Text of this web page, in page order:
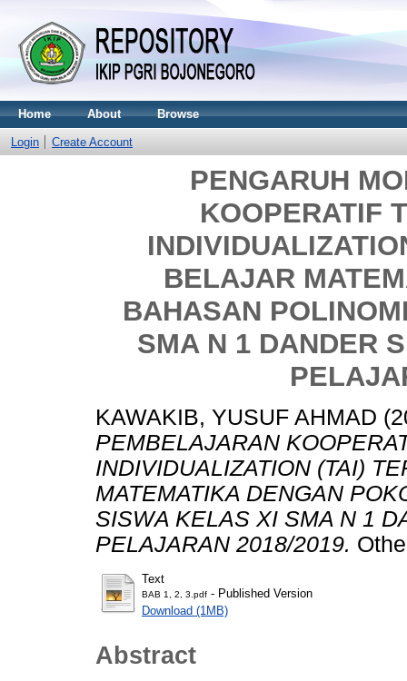
Home About Browse
Login Create Account
PENGARUH
KOOPERATIF
BELAJAR
BAHASAN
SMA N 1 DANDER
KAWAKIB, YUSUF AHMAD
PEMBELAJARAN
INDIVIDUALIZATION (TAI)
MATEMATIKA DENGAN
SISWA KELAS XI SMA N 1
PELAJARAN 2018/2019.
Text
BAB 1, 2, 3.pdf - Published Version
Download (1MB)
Abstract